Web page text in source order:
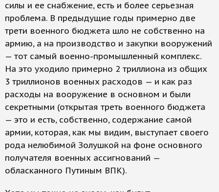
силы и ее снабжение, есть и более серьезная
проблема. В предыдущие годы примерно две
трети военного бюджета шло не собственно на
армию, а на производство и закупки вооружений
— тот самый военно-промышленный комплекс.
На это уходило примерно 2 триллиона из общих
3 триллионов военных расходов — и как раз
расходы на вооружение в основном и были
секретными (открытая треть военного бюджета
— это и есть, собственно, содержание самой
армии, которая, как мы видим, выступает своего
рода нелюбимой Золушкой на фоне основного
получателя военных ассигнований —
обласканного Путиным ВПК).